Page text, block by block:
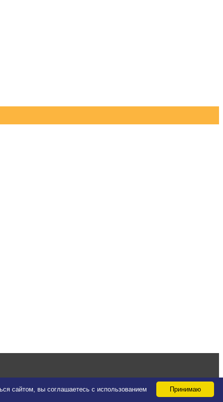
Принимаю
сайтом, вы соглашаетесь с использованием